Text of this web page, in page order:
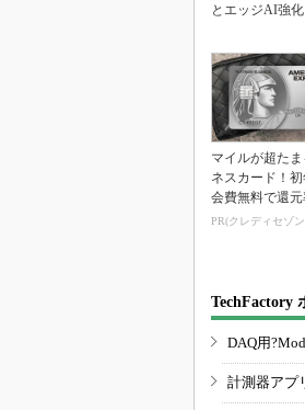
とエッジAI強化
マイルが超た
ネスカード！
会費無料で還元
1.125%
PR(クレディセゾ
TechFactory
DAQ用
計測器アプ